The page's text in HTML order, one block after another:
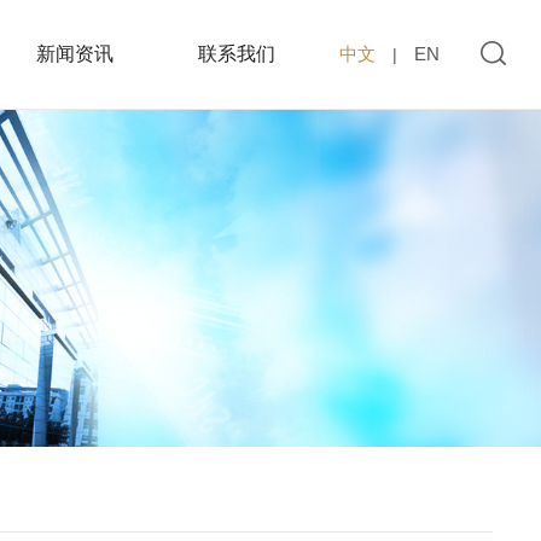
中文 | EN
新闻资讯 联系我们